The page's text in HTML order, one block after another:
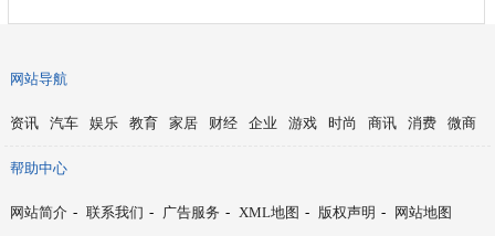
网站导航
资讯 汽车 娱乐 教育 家居 财经 企业 游戏 时尚 商讯 消费 微商
帮助中心
网站简介 - 联系我们 - 广告服务 - XML地图 - 版权声明 -
网站地图